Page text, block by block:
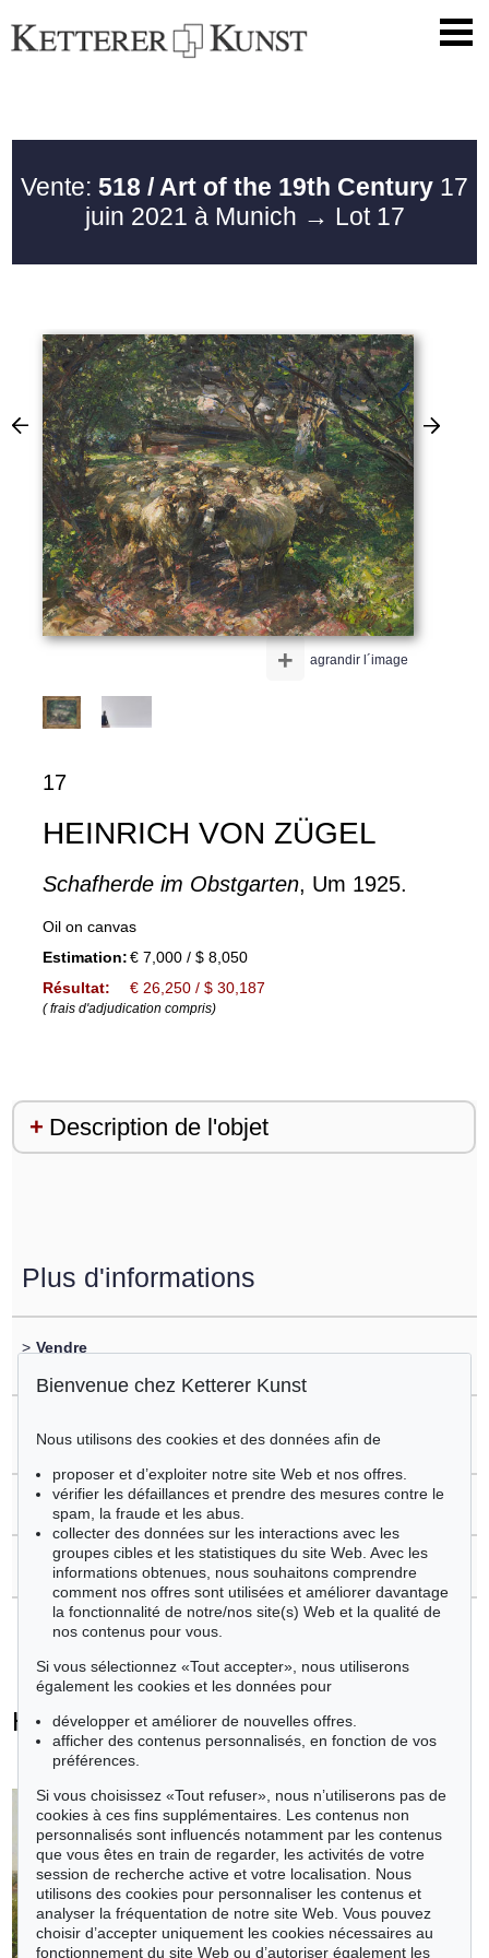
Vente: 518 / Art of the 19th Century 17
juin 2021 à Munich → Lot 17
agrandir l´image
+
17
HEINRICH VON ZÜGEL
Schafherde im Obstgarten, Um 1925.
Oil on canvas
Estimation:€ 7,000 / $ 8,050
Résultat:
€ 26,250 / $ 30,187
( frais d'adjudication compris)
Description de l'objet
Plus d'informations
> Vendre
Heinrich von Zügel
Questions sur l´achat
Contacter l'expert
Heinrich von Zügel - Objets vendus
toutes les offres
Bienvenue chez Ketterer Kunst
Nous utilisons des cookies et des données afin de
proposer et d’exploiter notre site Web et nos offres.
vérifier les défaillances et prendre des mesures contre le
spam, la fraude et les abus.
collecter des données sur les interactions avec les
groupes cibles et les statistiques du site Web. Avec les
informations obtenues, nous souhaitons comprendre
comment nos offres sont utilisées et améliorer davantage
la fonctionnalité de notre/nos site(s) Web et la qualité de
nos contenus pour vous.
Si vous sélectionnez «Tout accepter», nous utiliserons
également les cookies et les données pour
développer et améliorer de nouvelles offres.
afficher des contenus personnalisés, en fonction de vos
préférences.
Si vous choisissez «Tout refuser», nous n’utiliserons pas de
cookies à ces fins supplémentaires. Les contenus non
personnalisés sont influencés notamment par les contenus
que vous êtes en train de regarder, les activités de votre
session de recherche active et votre localisation. Nous
utilisons des cookies pour personnaliser les contenus et
analyser la fréquentation de notre site Web. Vous pouvez
choisir d’accepter uniquement les cookies nécessaires au
fonctionnement du site Web ou d’autoriser également les